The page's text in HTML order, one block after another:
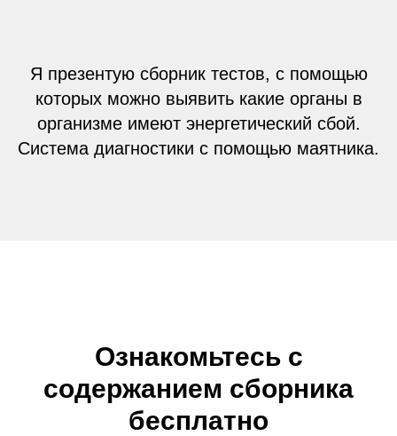
Я презентую сборник тестов, с помощью
которых можно выявить какие органы в
организме имеют энергетический сбой.
Система диагностики с помощью маятника.
Ознакомьтесь с
содержанием сборника
бесплатно